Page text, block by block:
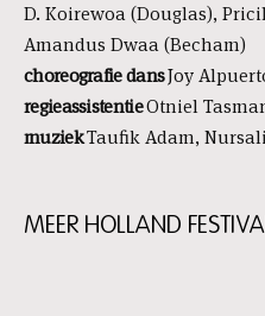
D. Koirewoa (Douglas),
Amandus Dwaa (Becham)
choreografie dansJoy
regieassistentieOtniel
muziekTaufik Adam,
MEER HOLLAND